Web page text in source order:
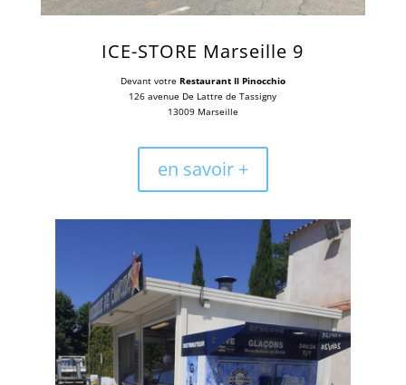
ICE-STORE Marseille 9
Devant votre Restaurant Il Pinocchio
126 avenue De Lattre de Tassigny
13009 Marseille
en savoir +